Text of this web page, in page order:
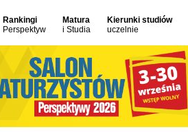
Rankingi
Perspektyw
Matura
i Studia
Kierunki studiów
uczelnie